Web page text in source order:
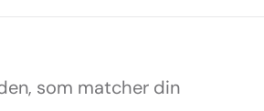
som matcher din